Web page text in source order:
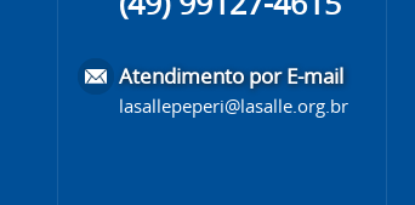
Atendimento por E-mail
lasallepeperi@lasalle.org.br